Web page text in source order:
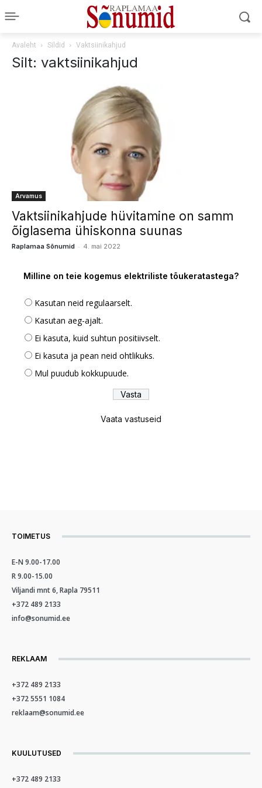
Avaleht Sildid Vaktsiinikahjud
Silt: vaktsiinikahjud
Arvamus
Vaktsiinikahjude hüvitamine on samm
õiglasema ühiskonna suunas
Raplamaa Sõnumid - 4. mai 2022
Milline on teie kogemus elektriliste tõukeratastega?
Kasutan neid regulaarselt.
Kasutan aeg-ajalt.
Ei kasuta, kuid suhtun positiivselt.
Ei kasuta ja pean neid ohtlikuks.
Mul puudub kokkupuude.
Vaata vastuseid
TOIMETUS
E-N 9.00-17.00
R 9.00-15.00
Viljandi mnt 6, Rapla 79511
+372 489 2133
info@sonumid.ee
REKLAAM
+372 489 2133
+372 5551 1084
reklaam@sonumid.ee
KUULUTUSED
+372 489 2133